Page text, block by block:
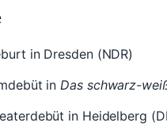
in Dresden (NDR)
inDas schwarz-
in Heidelberg